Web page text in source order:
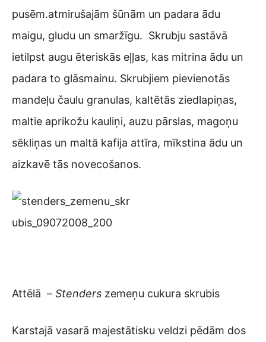
pusēm.atmirušajām šūnām un padara ādu
maigu, gludu un smaržīgu. Skrubju sastāvā
ietilpst augu ēteriskās eļļas, kas mitrina ādu un
padara to glāsmainu. Skrubjiem pievienotās
mandeļu čaulu granulas, kaltētās ziedlapiņas,
maltie aprikožu kauliņi, auzu pārslas, magoņu
sēkliņas un maltā kafija attīra, mīkstina ādu un
aizkavē tās novecošanos.
Attēlā – Stenders zemeņu cukura skrubis
Karstajā vasarā majestātisku veldzi pēdām dos